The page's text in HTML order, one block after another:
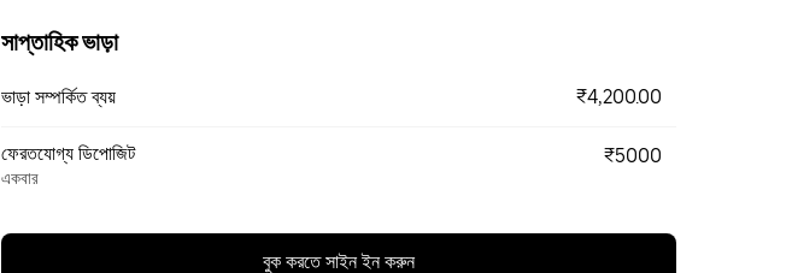
সাপ্তাহিক ভাড়া
ভাড়া সম্পর্কিত ব্যয় ₹4,200.00
ফেরতযোগ্য ডিপোজিট
একবার
₹5000
বুক করতে সাইন ইন করুন